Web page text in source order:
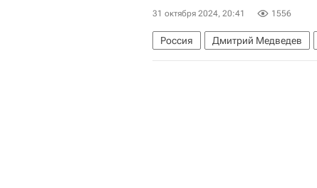
31 октября 2024, 20:41 1556
Россия Дмитрий Медведев